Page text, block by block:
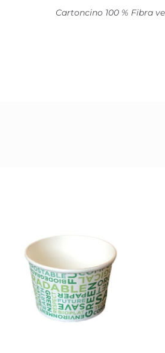
Cartoncino 100 % Fibra